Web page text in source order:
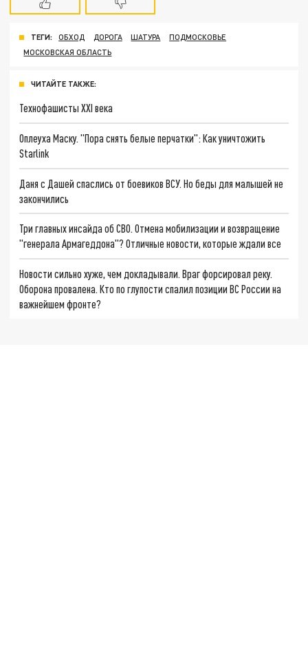
ТЕГИ: ОБХОД ДОРОГА ШАТУРА
ПОДМОСКОВЬЕ
МОСКОВСКАЯ ОБЛАСТЬ
ЧИТАЙТЕ ТАКЖЕ:
Технофашисты XXI века
Оплеуха Маску. "Пора снять белые перчатки": Как уничтожить
Starlink
Даня с Дашей спаслись от боевиков ВСУ. Но беды для малышей не
закончились
Три главных инсайда об СВО. Отмена мобилизации и возвращение
"генерала Армагеддона"? Отличные новости, которые ждали все
Новости сильно хуже, чем докладывали. Враг форсировал реку.
Оборона провалена. Кто по глупости спалил позиции ВС России на
важнейшем фронте?